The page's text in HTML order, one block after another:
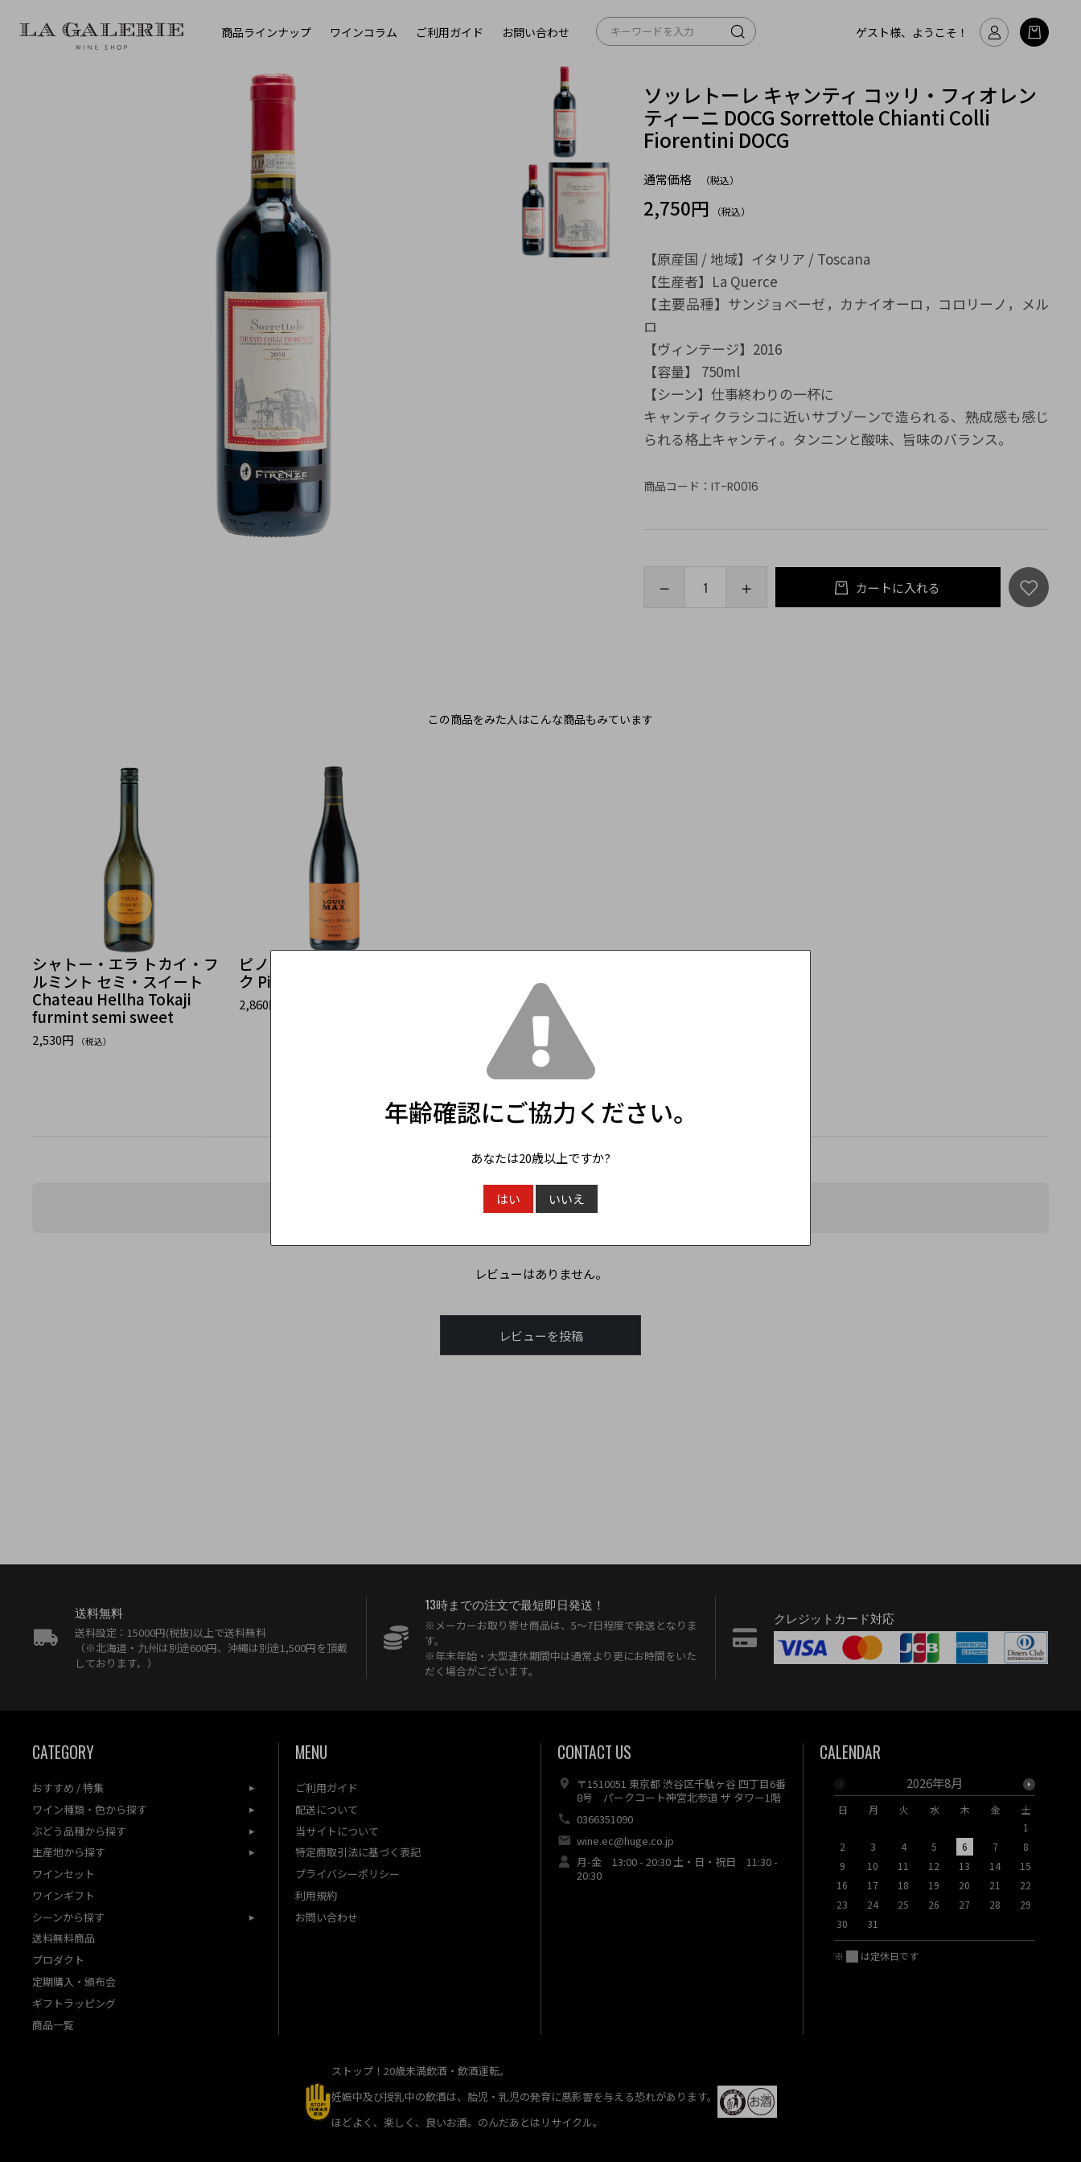
商品ラインナップ ワインコラム ご利用ガイド お問い合わせ ゲスト様、ようこそ！
ソッレトーレ キャンティ コッリ・フィオレン
ティーニ DOCG Sorrettole Chianti Colli
Fiorentini DOCG
通常価格 （税込）
2,750円 （税込）
【原産国 / 地域】イタリア / Toscana
【生産者】La Querce
【主要品種】サンジョベーゼ，カナイオーロ，コロリーノ，メル
ロ
【ヴィンテージ】2016
【容量】 750ml
【シーン】仕事終わりの一杯に
キャンティクラシコに近いサブゾーンで造られる、熟成感も感じ
られる格上キャンティ。タンニンと酸味、旨味のバランス。
商品コード：IT-R0016
カートに入れる
この商品をみた人はこんな商品もみています
シャトー・エラ トカイ・フ
ルミント セミ・スイート
Chateau Hellha Tokaji
furmint semi sweet
2,530円 （税込）
ピノ・ノワール ペイ・ドッ
ク Pinot Noir Pay d'Oc
2,860円
この商品のレビュー ☆☆☆☆☆
レビューはありません。
レビューを投稿
送料無料
送料設定：15000円(税抜)以上で送料無料
（※北海道・九州は別途600円、沖縄は別途1,500円を頂戴
しております。）
13時までの注文で最短即日発送！
※メーカーお取り寄せ商品は、5〜7日程度で発送となりま
す。
※年末年始・大型連休期間中は通常より更にお時間をいた
だく場合がございます。
クレジットカード対応
CATEGORY
おすすめ / 特集
ワイン種類・色から探す
ぶどう品種から探す
生産地から探す
ワインセット
ワインギフト
シーンから探す
送料無料商品
プロダクト
定期購入・頒布会
ギフトラッピング
商品一覧
MENU
ご利用ガイド
配送について
当サイトについて
特定商取引法に基づく表記
プライバシーポリシー
利用規約
お問い合わせ
CONTACT US
〒1510051 東京都 渋谷区千駄ヶ谷 四丁目6番
8号 パークコート神宮北参道 ザ タワー1階
0366351090
wine.ec@huge.co.jp
月-金 13:00 - 20:30 土・日・祝日 11:30 -
20:30
CALENDAR
2026年8月
日 月 火 水 木 金
土
1
2
3 4 5 6 7
8
9
10 11 12 13 14
15
16
17 18 19 20 21
22
23
24 25 26 27 28
29
30
31
※ は定休日です
ストップ！20歳未満飲酒・飲酒運転。
妊娠中及び授乳中の飲酒は、胎児・乳児の発育に悪影響を与える恐れがあります。
ほどよく、楽しく、良いお酒。のんだあとはリサイクル。
年齢確認にご協力ください。
あなたは20歳以上ですか?
はい いいえ